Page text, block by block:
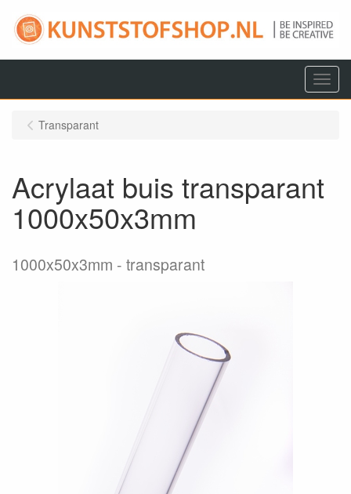
Menu
Transparant
Acrylaat buis transparant
1000x50x3mm
1000x50x3mm transparant